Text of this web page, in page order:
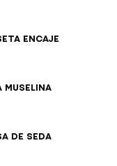
encaje
muselina
de seda